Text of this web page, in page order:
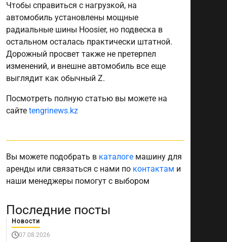
Чтобы справиться с нагрузкой, на
автомобиль установлены мощные
радиальные шины Hoosier, но подвеска в
остальном осталась практически штатной.
Дорожный просвет также не претерпел
изменений, и внешне автомобиль все еще
выглядит как обычный Z.
Посмотреть полную статью вы можете на
сайте tengrinews.kz
Вы можете подобрать в каталоге машину для
аренды или связаться с нами по контактам и
наши менеджеры помогут с выбором
Последние посты
Новости
07.08.2026